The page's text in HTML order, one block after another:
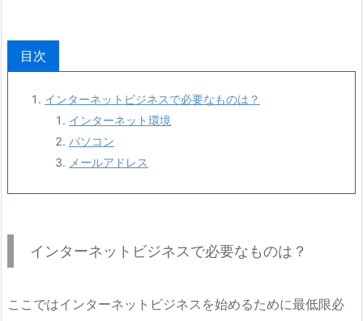
目次
インターネットビジネスで必要なものは？
インターネット環境
パソコン
メールアドレス
インターネットビジネスで必要なものは？
ここではインターネットビジネスを始めるために最低限必